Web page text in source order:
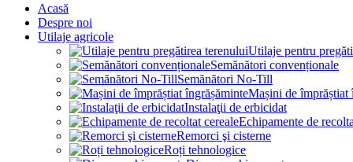
Acasă
Despre noi
Utilaje agricole
Utilaje pentru
Semănători convenționale
Semănători No-Till
Mașini de împrăștiat
Instalaţii de erbicidat
Echipamente de
Remorci şi cisterne
Roți tehnologice